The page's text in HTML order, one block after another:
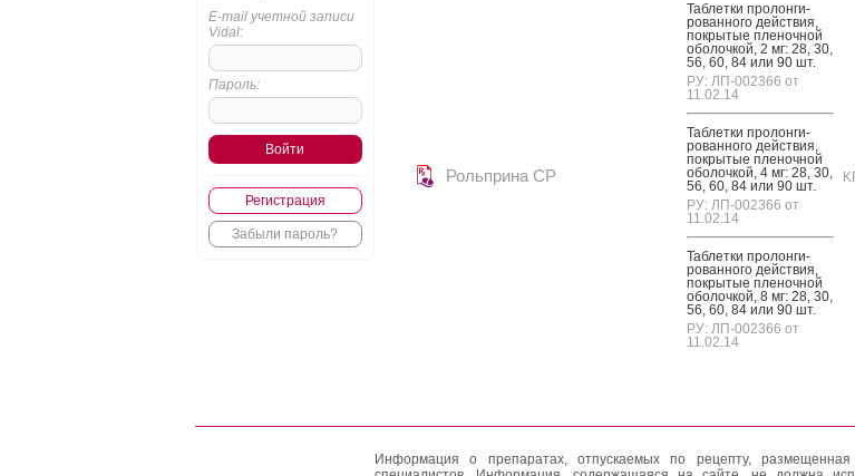
E-mail учетной записи
Vidal:
Пароль:
Регистрация
Забыли пароль?
Рольприна СР
Таб­летки про­лон­ги­
рован­но­го дей­ствия,
пок­ры­тые пле­ноч­ной
обо­лоч­кой, 2 мг: 28, 30,
56, 60, 84 или 90 шт.
РУ: ЛП-002366 от
11.02.14
Таб­летки про­лон­ги­
рован­но­го дей­ствия,
пок­ры­тые пле­ноч­ной
обо­лоч­кой, 4 мг: 28, 30,
56, 60, 84 или 90 шт.
РУ: ЛП-002366 от
11.02.14
Таб­летки про­лон­ги­
рован­но­го дей­ствия,
пок­ры­тые пле­ноч­ной
обо­лоч­кой, 8 мг: 28, 30,
56, 60, 84 или 90 шт.
РУ: ЛП-002366 от
11.02.14
Информация о препаратах, отпускаемых по рецепту,